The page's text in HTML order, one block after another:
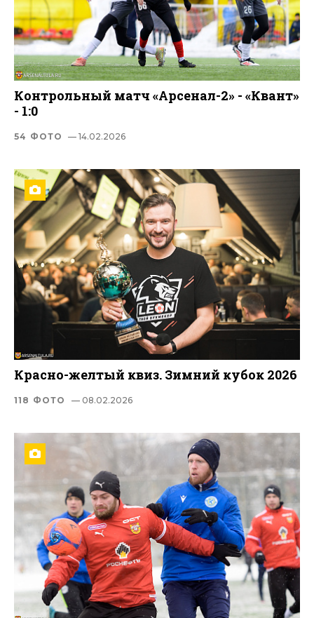
Контрольный матч «Арсенал-2» - «Квант»
- 1:0
54 ФОТО — 14.02.2026
Красно-желтый квиз. Зимний кубок 2026
118 ФОТО — 08.02.2026